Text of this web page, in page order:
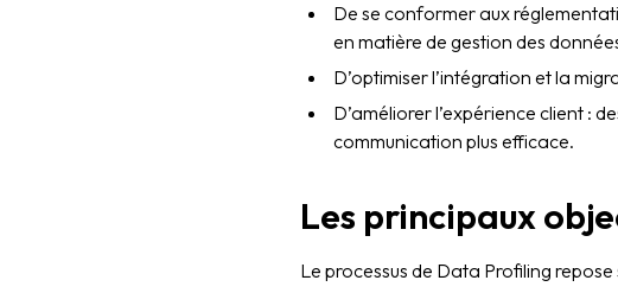
De se conformer aux
en matière de gestion des
D’optimiser l’intégration et la
D’améliorer l’expérience client :
communication plus efficace.
Les principaux
Le processus de Data Profiling